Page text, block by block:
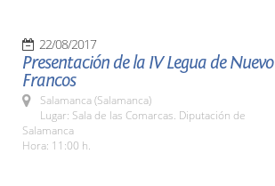
22/08/2017
Presentación de la IV Legua de Nuevo
Francos
Salamanca (Salamanca)
Lugar: Sala de las Comarcas. Diputación de
Salamanca
Hora: 11:00 h.